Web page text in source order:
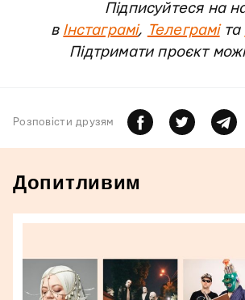
Підписуйтеся на
в Інстаграмі, Телеграміта
Підтримати проєкт
Розповiсти друзям
Допитливим